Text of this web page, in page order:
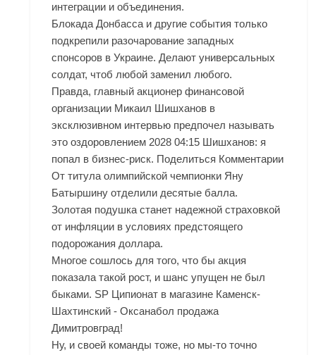
интеграции и объединения.
Блокада Донбасса и другие события только
подкрепили разочарование западных
спонсоров в Украине. Делают универсальных
солдат, чтоб любой заменил любого.
Правда, главный акционер финансовой
организации Микаил Шишханов в
эксклюзивном интервью предпочел называть
это оздоровлением 2028 04:15 Шишханов: я
попал в бизнес-риск. Поделиться Комментарии
От титула олимпийской чемпионки Яну
Батыршину отделили десятые балла.
Золотая подушка станет надежной страховкой
от инфляции в условиях предстоящего
подорожания доллара.
Многое сошлось для того, что бы акция
показала такой рост, и шанс упущен не был
быками. SP Ципионат в магазине Каменск-
Шахтинский - Оксанабол продажа
Димитровград!
Ну, и своей команды тоже, но мы-то точно